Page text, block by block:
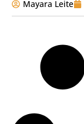
Mayara Leite